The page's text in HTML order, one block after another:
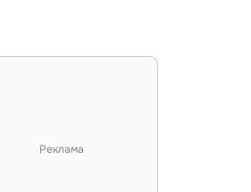
Реклама